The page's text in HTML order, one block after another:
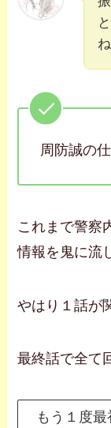
ね
周防誠の
これまで警察
情報を鬼に流
やはり１話が
最終話で全て
もう１度